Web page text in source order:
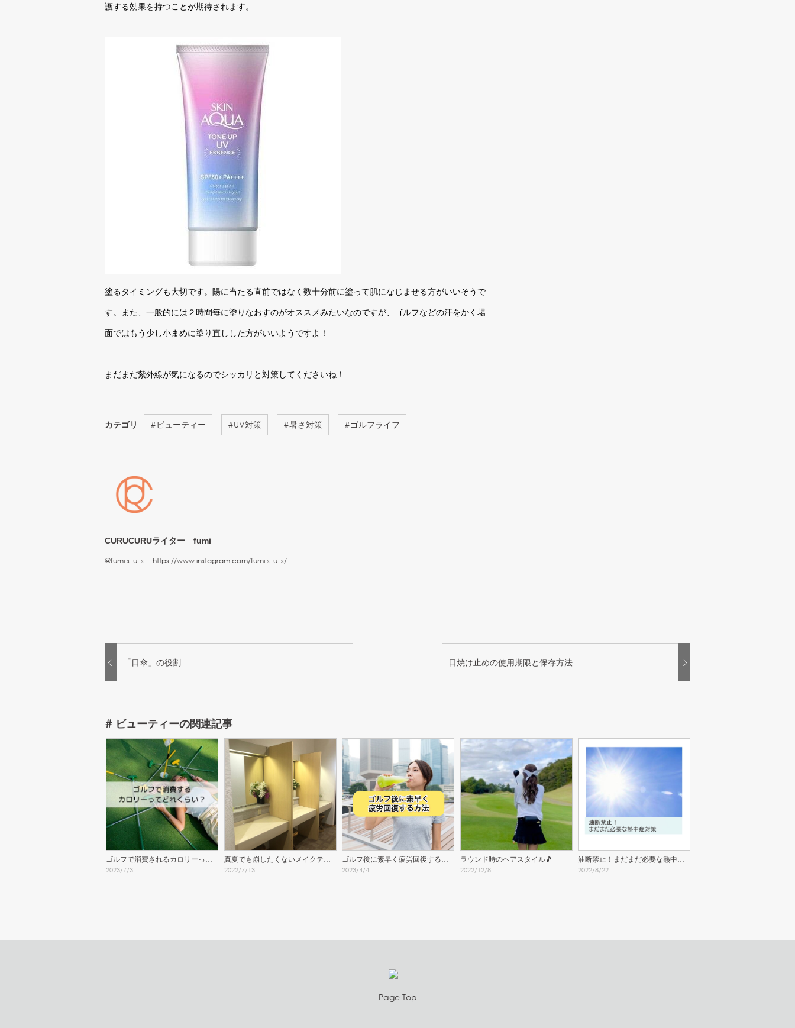
護する効果を持つことが期待されます。
塗るタイミングも大切です。陽に当たる直前ではなく数十分前に塗って肌になじませる方がいいそうで
す。また、一般的には２時間毎に塗りなおすのがオススメみたいなのですが、ゴルフなどの汗をかく場
面ではもう少し小まめに塗り直しした方がいいようですよ！
まだまだ紫外線が気になるのでシッカリと対策してくださいね！
カテゴリ #ビューティー #UV対策 #暑さ対策 #ゴルフライフ
CURUCURUライター fumi
@fumi.s_u_s https://www.instagram.com/fumi.s_u_s/
「日傘」の役割 日焼け止めの使用期限と保存方法
# ビューティーの関連記事
ゴルフで消費されるカロリーって
どれくらい？
2023/7/3
真夏でも崩したくないメイクテク
ニック！
2022/7/13
ゴルフ後に素早く疲労回復する方
法
2023/4/4
ラウンド時のヘアスタイル🎵
2022/12/8
油断禁止！まだまだ必要な熱中症
対策
2022/8/22
Page Top